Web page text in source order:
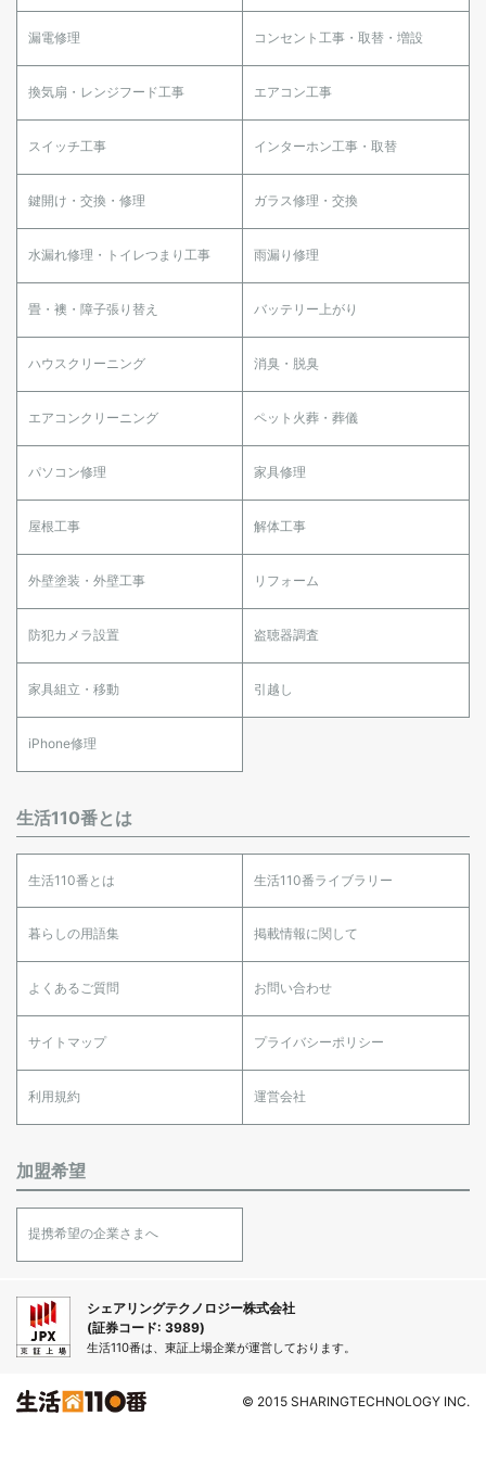
漏電修理 コンセント工事・取替・増設
換気扇・レンジフード工事 エアコン工事
スイッチ工事 インターホン工事・取替
鍵開け・交換・修理 ガラス修理・交換
水漏れ修理・トイレつまり工事 雨漏り修理
畳・襖・障子張り替え バッテリー上がり
ハウスクリーニング 消臭・脱臭
エアコンクリーニング ペット火葬・葬儀
パソコン修理 家具修理
屋根工事 解体工事
外壁塗装・外壁工事 リフォーム
防犯カメラ設置 盗聴器調査
家具組立・移動 引越し
iPhone修理
生活110番とは
生活110番とは 生活110番ライブラリー
暮らしの用語集 掲載情報に関して
よくあるご質問 お問い合わせ
サイトマップ プライバシーポリシー
利用規約 運営会社
加盟希望
提携希望の企業さまへ
シェアリングテクノロジー株式会社
(証券コード: 3989)
生活110番は、東証上場企業が運営しております。
© 2015 SHARINGTECHNOLOGY INC.